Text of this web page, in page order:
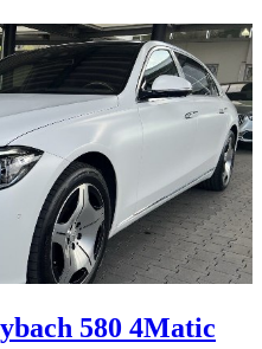
580 4Matic